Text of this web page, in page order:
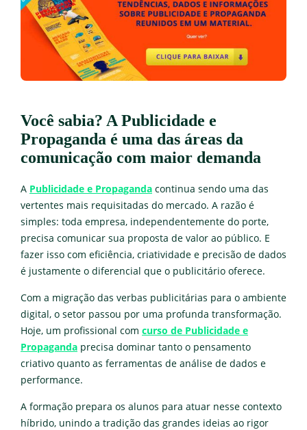
Você sabia? A Publicidade e
Propaganda é uma das áreas da
comunicação com maior demanda
A Publicidade e Propaganda continua sendo uma das
vertentes mais requisitadas do mercado. A razão é
simples: toda empresa, independentemente do porte,
precisa comunicar sua proposta de valor ao público. E
fazer isso com eficiência, criatividade e precisão de dados
é justamente o diferencial que o publicitário oferece.
Com a migração das verbas publicitárias para o ambiente
digital, o setor passou por uma profunda transformação.
Hoje, um profissional com curso de Publicidade e
Propaganda precisa dominar tanto o pensamento
criativo quanto as ferramentas de análise de dados e
performance.
A formação prepara os alunos para atuar nesse contexto
híbrido, unindo a tradição das grandes ideias ao rigor